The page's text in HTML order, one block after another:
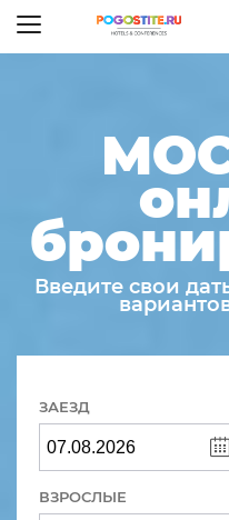
Введите свои
ЗАЕЗД
ВЗРОСЛЫЕ